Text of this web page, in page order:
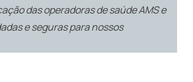
das operadoras de saúde AMS e
e seguras para nossos